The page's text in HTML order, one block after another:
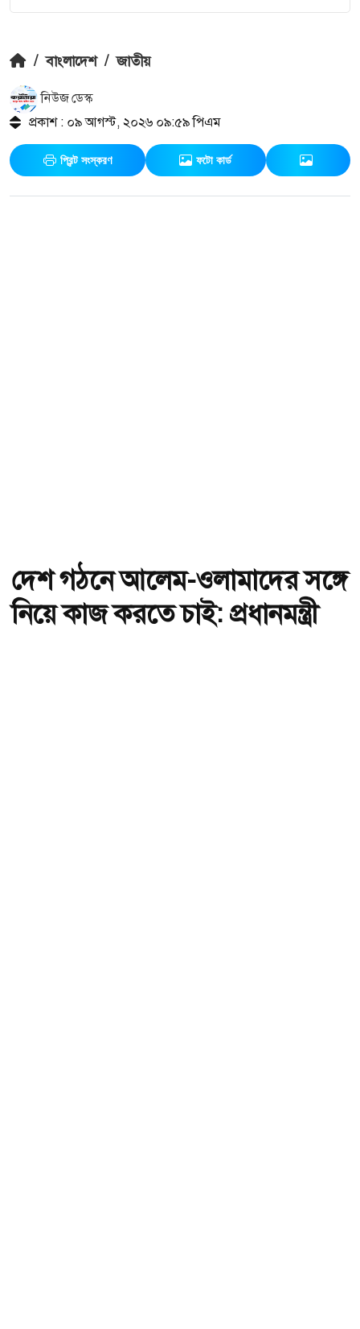
/ বাংলাদেশ / জাতীয়
নিউজ ডেস্ক
প্রকাশ : ০৯ আগস্ট, ২০২৬ ০৯:৫৯ পিএম
প্রিন্ট সংস্করণ ফটো কার্ড
দেশ গঠনে আলেম-ওলামাদের সঙ্গে
নিয়ে কাজ করতে চাই: প্রধানমন্ত্রী